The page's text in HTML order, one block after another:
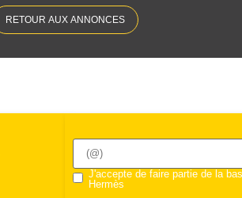
RETOUR AUX ANNONCES
J'accepte de faire partie de la
Hermès